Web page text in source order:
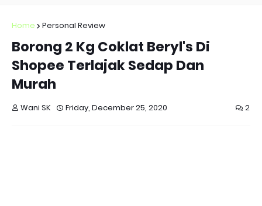
Home Personal Review
Borong 2 Kg Coklat Beryl's Di
Shopee Terlajak Sedap Dan
Murah
Wani SK Friday, December 25, 2020 2